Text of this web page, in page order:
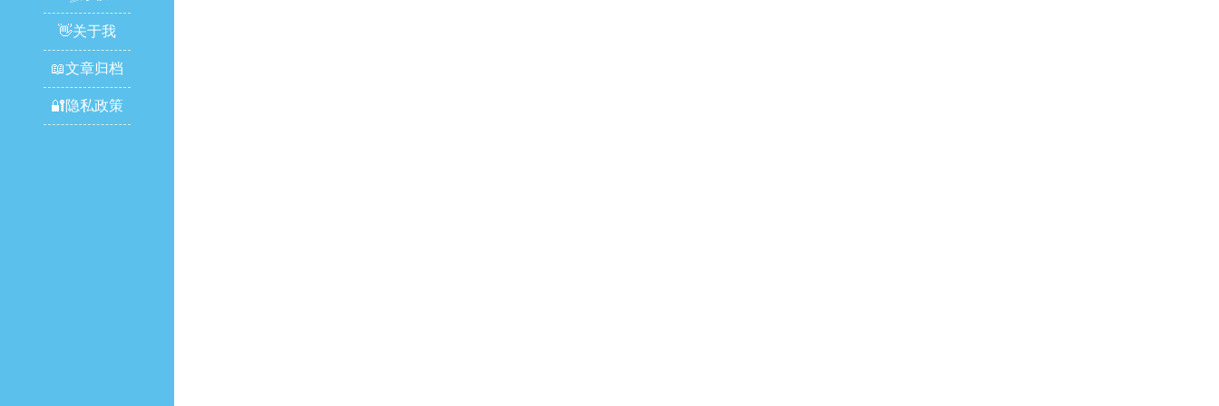
👋关于我
📖文章归档
🔐隐私政策